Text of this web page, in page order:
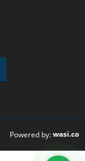
Powered by:wasi.co